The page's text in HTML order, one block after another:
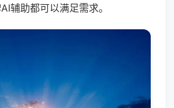
辅助都可以满足需求。